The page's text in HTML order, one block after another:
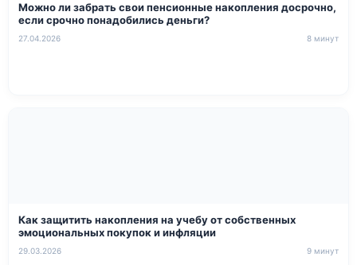
Можно ли забрать свои пенсионные накопления досрочно,
если срочно понадобились деньги?
27.04.2026 8 минут
Как защитить накопления на учебу от собственных
эмоциональных покупок и инфляции
29.03.2026 9 минут